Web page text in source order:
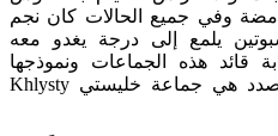
وفي جميع الحالات كان نجم
يلمع إلى درجة يغدو معه
قائد هذه الجماعات ونموذجها
الروحي ، وأشهرهم في هذا الصدد هي جماعة خليستي Khlysty